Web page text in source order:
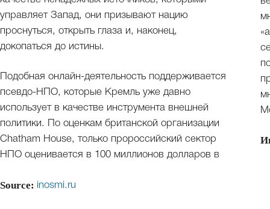
управляет Запад, они призывают нацию
проснуться, открыть глаза и, наконец,
докопаться до истины.
Подобная онлайн-деятельность поддерживается
псевдо-НПО, которые Кремль уже давно
использует в качестве инструмента внешней
политики. По оценкам британской организации
Chatham House, только пророссийский сектор
НПО оценивается в 100 миллионов долларов в
Source: inosmi.ru